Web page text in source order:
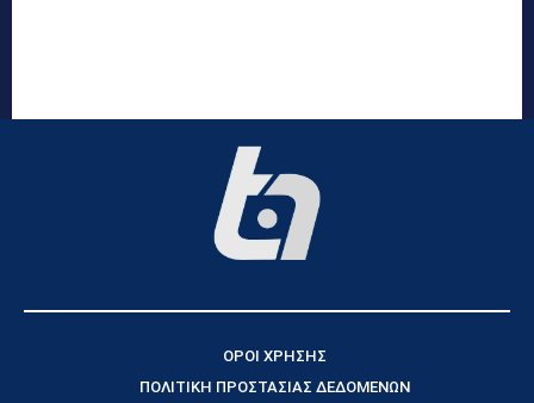
ΟΡΟΙ ΧΡΗΣΗΣ
ΠΟΛΙΤΙΚΗ ΠΡΟΣΤΑΣΙΑΣ ΔΕΔΟΜΕΝΩΝ